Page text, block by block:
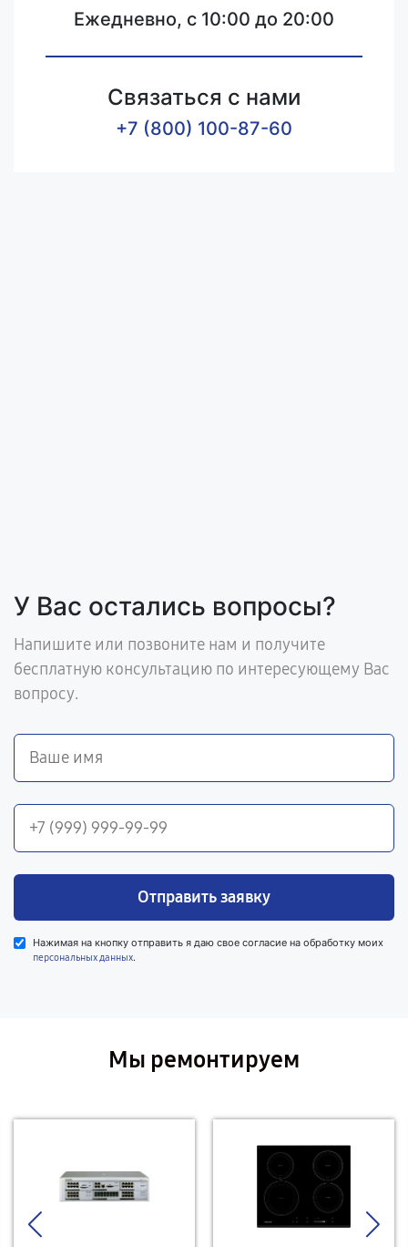
Ежедневно, с 10:00 до 20:00
Связаться с нами
+7 (800) 100-87-60
У Вас остались вопросы?
Напишите или позвоните нам и получите
бесплатную консультацию по интересующему Вас
вопросу.
Отправить заявку
Нажимая на кнопку отправить я даю свое согласие на обработку моих
персональных данных.
Мы ремонтируем